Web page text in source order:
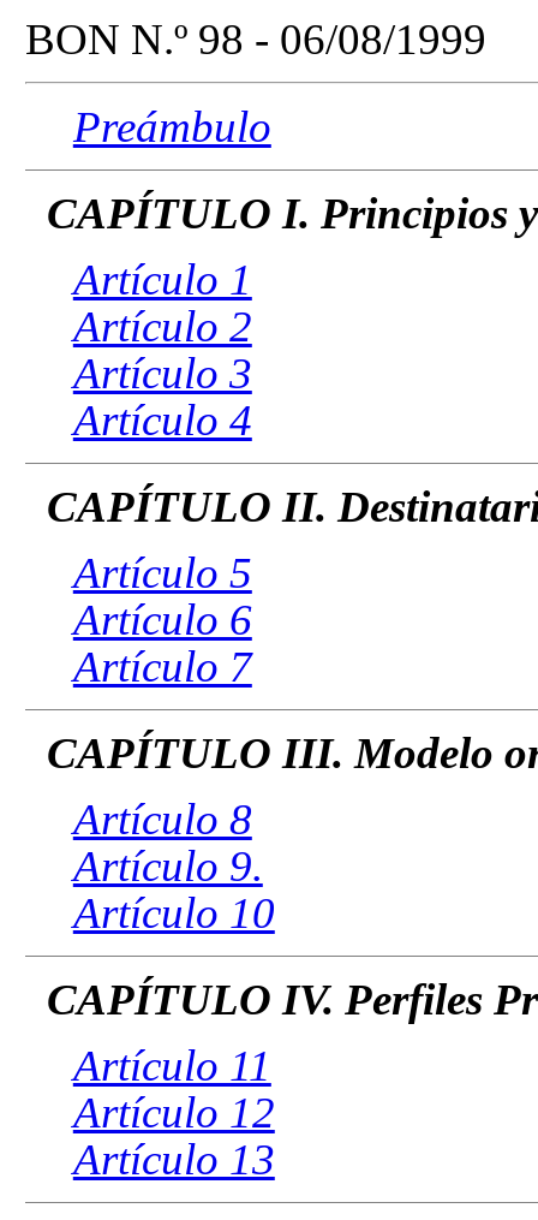
BON N.º 98 - 06/08/1999
Preámbulo
CAPÍTULO I. Principios
Artículo 1
Artículo 2
Artículo 3
Artículo 4
CAPÍTULO II.
Artículo 5
Artículo 6
Artículo 7
CAPÍTULO III. Modelo
Artículo 8
Artículo 9.
Artículo 10
CAPÍTULO IV. Perfiles
Artículo 11
Artículo 12
Artículo 13